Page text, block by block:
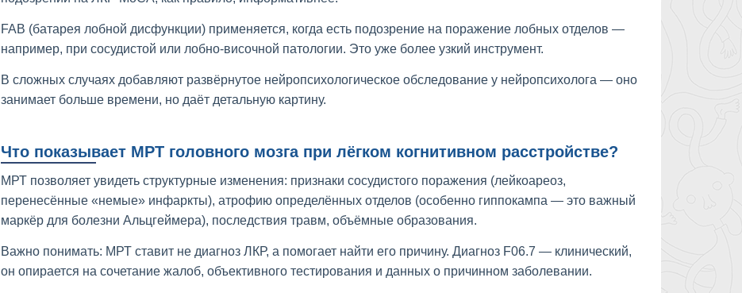
FAB (батарея лобной дисфункции) применяется, когда есть подозрение на поражение лобных отделов —
например, при сосудистой или лобно-височной патологии. Это уже более узкий инструмент.
В сложных случаях добавляют развёрнутое нейропсихологическое обследование у нейропсихолога — оно
занимает больше времени, но даёт детальную картину.
Что показывает МРТ головного мозга при лёгком когнитивном расстройстве?
МРТ позволяет увидеть структурные изменения: признаки сосудистого поражения (лейкоареоз,
перенесённые «немые» инфаркты), атрофию определённых отделов (особенно гиппокампа — это важный
маркёр для болезни Альцгеймера), последствия травм, объёмные образования.
Важно понимать: МРТ ставит не диагноз ЛКР, а помогает найти его причину. Диагноз F06.7 — клинический,
он опирается на сочетание жалоб, объективного тестирования и данных о причинном заболевании.